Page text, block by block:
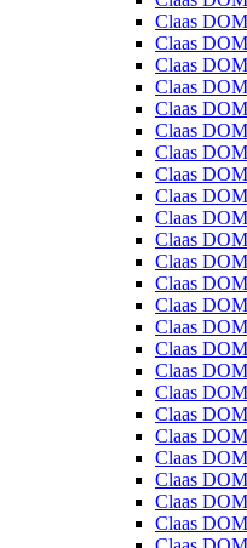
Claas
Claas
Claas
Claas
Claas
Claas
Claas
Claas
Claas
Claas
Claas
Claas
Claas
Claas
Claas
Claas
Claas
Claas
Claas
Claas
Claas
Claas
Claas
Claas